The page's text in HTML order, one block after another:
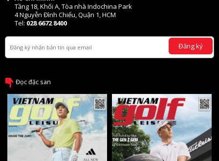
Tầng 18, Khối A, Tòa nhà Indochina Park
4 Nguyễn Đình Chiểu, Quận 1, HCM
Tel: 028 6672 8400
Đăng ký
Đọc đặc san